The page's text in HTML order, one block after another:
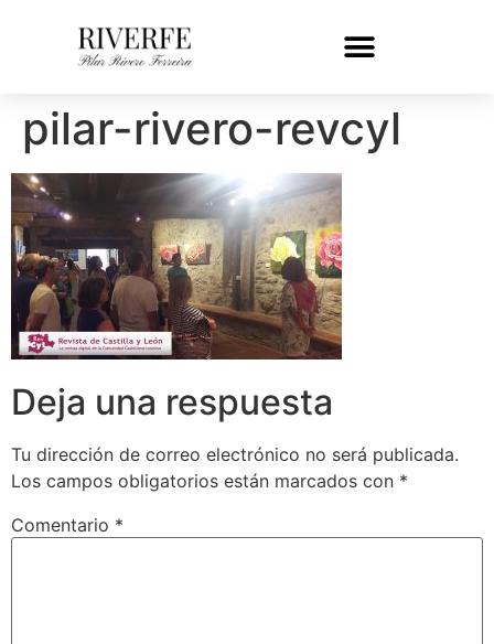
pilar-rivero-revcyl
Deja una respuesta
Tu dirección de correo electrónico no será publicada.
Los campos obligatorios están marcados con *
Comentario *